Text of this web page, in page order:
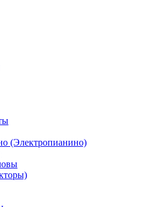
(Электропианино)